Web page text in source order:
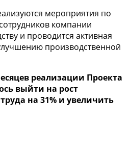
мероприятия по
компании
и проводится активная
производственной
реализации Проекта
выйти на рост
на 31% и увеличить